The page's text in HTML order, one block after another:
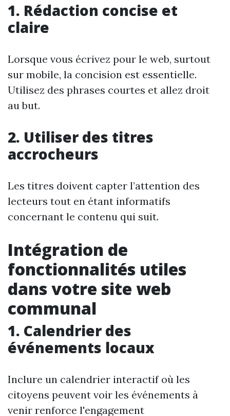
1. Rédaction concise et
claire
Lorsque vous écrivez pour le web, surtout
sur mobile, la concision est essentielle.
Utilisez des phrases courtes et allez droit
au but.
2. Utiliser des titres
accrocheurs
Les titres doivent capter l’attention des
lecteurs tout en étant informatifs
concernant le contenu qui suit.
Intégration de
fonctionnalités utiles
dans votre site web
communal
1. Calendrier des
événements locaux
Inclure un calendrier interactif où les
citoyens peuvent voir les événements à
venir renforce l'engagement